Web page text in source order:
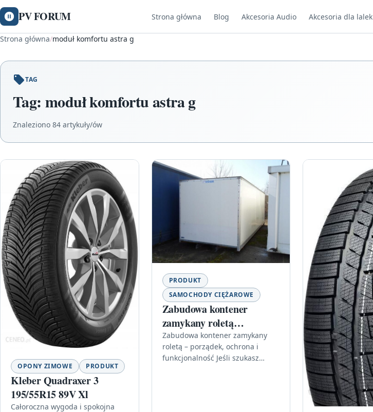
PV FORUM Strona główna Blog Akcesoria Audio Akcesoria dla lalek
Strona główna/moduł komfortu astra g
TAG
Tag: moduł komfortu astra g
Znaleziono 84 artykuły/ów
OPONY ZIMOWE PRODUKT
Kleber Quadraxer 3
195/55R15 89V Xl
Całoroczna wygoda i spokojna
PRODUKT
SAMOCHODY CIĘŻAROWE
Zabudowa kontener
zamykany roletą
Zabudowa
Zabudowa kontener zamykany
roletą – porządek, ochrona i
funkcjonalność Jeśli szukasz